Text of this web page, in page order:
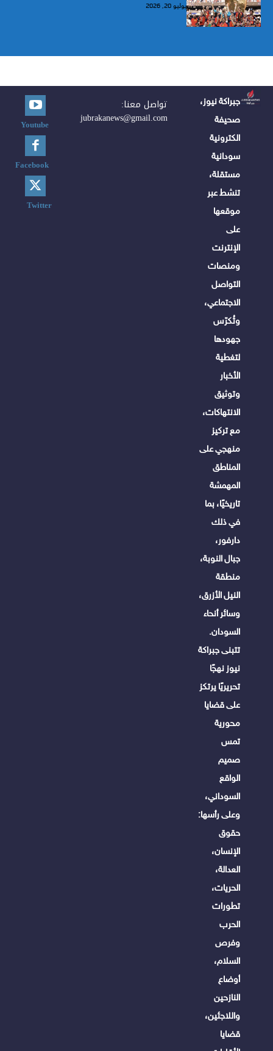
يوليو 20, 2026
جبراكة نيوز،
صحيفة
الكترونية
سودانية
مستقلة،
تنشط عبر
موقعها
على
الإنترنت
ومنصات
التواصل
الاجتماعي،
وتُكرّس
جهودها
لتغطية
الأخبار
وتوثيق
الانتهاكات،
مع تركيز
منهجي على
المناطق
المهمشة
تاريخيًا، بما
في ذلك
دارفور،
جبال النوبة،
منطقة
النيل الأزرق،
وسائر أنحاء
السودان.
تتبنى جبراكة
نيوز نهجًا
تحريريًا يرتكز
على قضايا
محورية
تمس
صميم
الواقع
السوداني،
وعلى رأسها:
حقوق
الإنسان،
العدالة،
الحريات،
تطورات
الحرب
وفرص
السلام،
أوضاع
النازحين
واللاجئين،
قضايا
تواصل معنا:
jubrakanews@gmail.com
Youtube
Facebook
Twitter